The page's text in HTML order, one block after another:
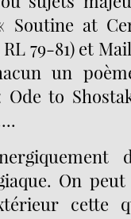
Soutine at
79-81) et
un
to
On
cette